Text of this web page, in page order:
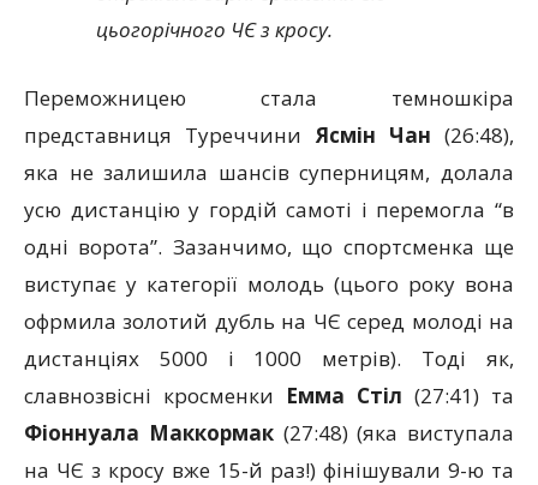
цьогорічного ЧЄ з кросу.
Переможницею стала темношкіра
представниця Туреччини Ясмін Чан (26:48),
яка не залишила шансів суперницям, долала
усю дистанцію у гордій самоті і перемогла “в
одні ворота”. Зазанчимо, що спортсменка ще
виступає у категорії молодь (цього року вона
офрмила золотий дубль на ЧЄ серед молоді на
дистанціях 5000 і 1000 метрів). Тоді як,
славнозвісні кросменки Емма Стіл (27:41) та
Фіоннуала Маккормак (27:48) (яка виступала
на ЧЄ з кросу вже 15-й раз!) фінішували 9-ю та